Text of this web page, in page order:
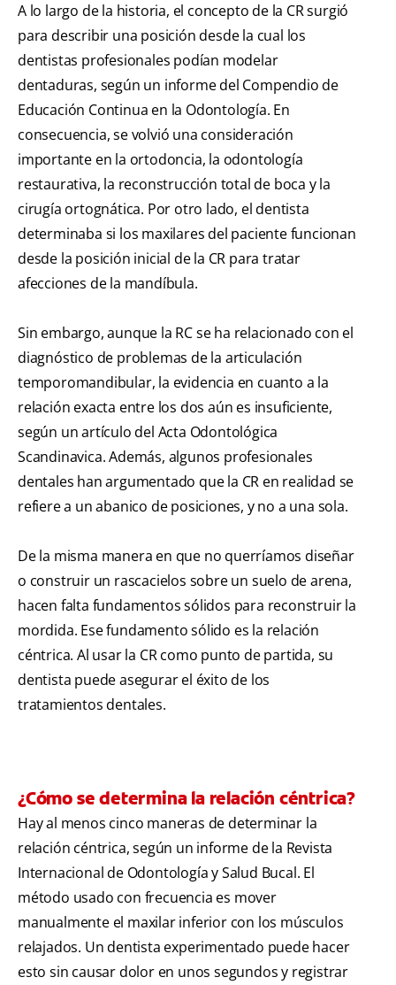
A lo largo de la historia, el concepto de la CR surgió
para describir una posición desde la cual los
dentistas profesionales podían modelar
dentaduras, según un informe del Compendio de
Educación Continua en la Odontología. En
consecuencia, se volvió una consideración
importante en la ortodoncia, la odontología
restaurativa, la reconstrucción total de boca y la
cirugía ortognática. Por otro lado, el dentista
determinaba si los maxilares del paciente funcionan
desde la posición inicial de la CR para tratar
afecciones de la mandíbula.
Sin embargo, aunque la RC se ha relacionado con el
diagnóstico de problemas de la articulación
temporomandibular, la evidencia en cuanto a la
relación exacta entre los dos aún es insuficiente,
según un artículo del Acta Odontológica
Scandinavica. Además, algunos profesionales
dentales han argumentado que la CR en realidad se
refiere a un abanico de posiciones, y no a una sola.
De la misma manera en que no querríamos diseñar
o construir un rascacielos sobre un suelo de arena,
hacen falta fundamentos sólidos para reconstruir la
mordida. Ese fundamento sólido es la relación
céntrica. Al usar la CR como punto de partida, su
dentista puede asegurar el éxito de los
tratamientos dentales.
¿Cómo se determina la relación céntrica?
Hay al menos cinco maneras de determinar la
relación céntrica, según un informe de la Revista
Internacional de Odontología y Salud Bucal. El
método usado con frecuencia es mover
manualmente el maxilar inferior con los músculos
relajados. Un dentista experimentado puede hacer
esto sin causar dolor en unos segundos y registrar